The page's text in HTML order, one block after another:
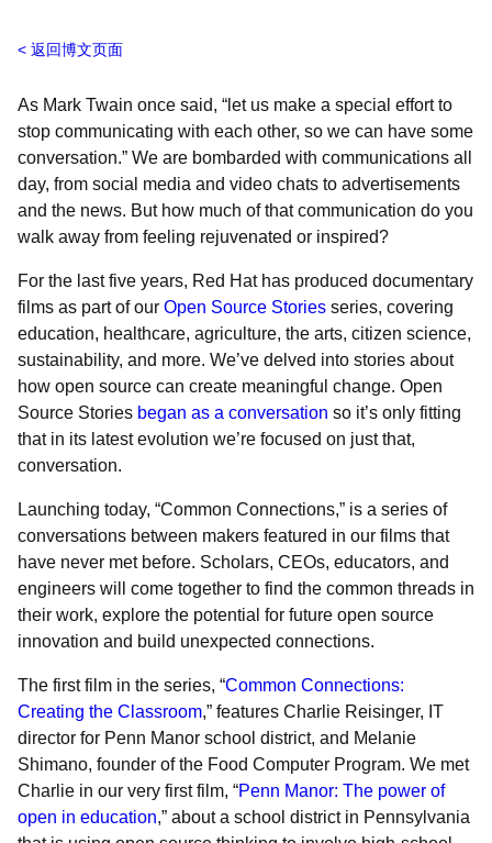
返回博文页面
As Mark Twain once said, “let us make a special effort to
stop communicating with each other, so we can have some
conversation.” We are bombarded with communications all
day, from social media and video chats to advertisements
and the news. But how much of that communication do you
walk away from feeling rejuvenated or inspired?
For the last five years, Red Hat has produced documentary
films as part of our Open Source Stories series, covering
education, healthcare, agriculture, the arts, citizen science,
sustainability, and more. We’ve delved into stories about
how open source can create meaningful change. Open
Source Stories began as a conversation so it’s only fitting
that in its latest evolution we’re focused on just that,
conversation.
Launching today, “Common Connections,” is a series of
conversations between makers featured in our films that
have never met before. Scholars, CEOs, educators, and
engineers will come together to find the common threads in
their work, explore the potential for future open source
innovation and build unexpected connections.
The first film in the series, “Common Connections:
Creating the Classroom,” features Charlie Reisinger, IT
director for Penn Manor school district, and Melanie
Shimano, founder of the Food Computer Program. We met
Charlie in our very first film, “Penn Manor: The power of
open in education,” about a school district in Pennsylvania